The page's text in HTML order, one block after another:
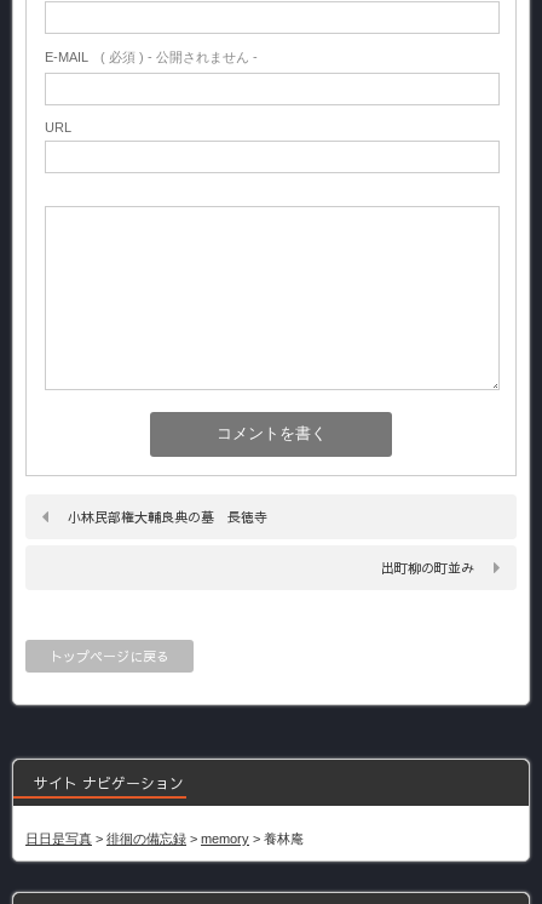
E-MAIL ( 必須 ) - 公開されません -
URL
小林民部権大輔良典の墓 長徳寺
出町柳の町並み
トップページに戻る
サイト ナビゲーション
日日是写真 > 徘徊の備忘録 > memory > 養林庵